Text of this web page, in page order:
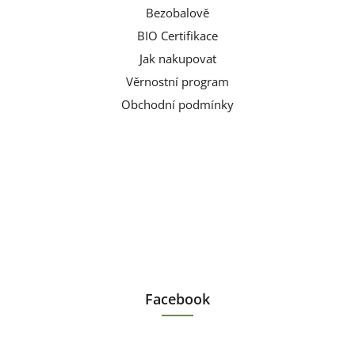
Bezobalově
BIO Certifikace
Jak nakupovat
Věrnostní program
Obchodní podmínky
Facebook